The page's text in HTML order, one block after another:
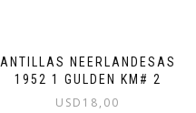
ANTILLAS NEERLANDESAS
1952 1 GULDEN KM# 2
USD 18,00